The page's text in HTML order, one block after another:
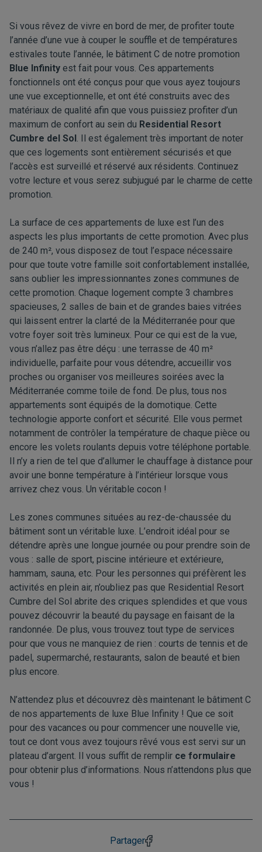
Si vous rêvez de vivre en bord de mer, de profiter toute
l’année d’une vue à couper le souffle et de températures
estivales toute l’année, le bâtiment C de notre promotion
Blue Infinity est fait pour vous. Ces appartements
fonctionnels ont été conçus pour que vous ayez toujours
une vue exceptionnelle, et ont été construits avec des
matériaux de qualité afin que vous puissiez profiter d’un
maximum de confort au sein du Residential Resort
Cumbre del Sol. Il est également très important de noter
que ces logements sont entièrement sécurisés et que
l’accès est surveillé et réservé aux résidents. Continuez
votre lecture et vous serez subjugué par le charme de cette
promotion.
La surface de ces appartements de luxe est l’un des
aspects les plus importants de cette promotion. Avec plus
de 240 m², vous disposez de tout l’espace nécessaire
pour que toute votre famille soit confortablement installée,
sans oublier les impressionnantes zones communes de
cette promotion. Chaque logement compte 3 chambres
spacieuses, 2 salles de bain et de grandes baies vitrées
qui laissent entrer la clarté de la Méditerranée pour que
votre foyer soit très lumineux. Pour ce qui est de la vue,
vous n’allez pas être déçu : une terrasse de 40 m²
individuelle, parfaite pour vous détendre, accueillir vos
proches ou organiser vos meilleures soirées avec la
Méditerranée comme toile de fond. De plus, tous nos
appartements sont équipés de la domotique. Cette
technologie apporte confort et sécurité. Elle vous permet
notamment de contrôler la température de chaque pièce ou
encore les volets roulants depuis votre téléphone portable.
Il n’y a rien de tel que d’allumer le chauffage à distance pour
avoir une bonne température à l’intérieur lorsque vous
arrivez chez vous. Un véritable cocon !
Les zones communes situées au rez-de-chaussée du
bâtiment sont un véritable luxe. L’endroit idéal pour se
détendre après une longue journée ou pour prendre soin de
vous : salle de sport, piscine intérieure et extérieure,
hammam, sauna, etc. Pour les personnes qui préfèrent les
activités en plein air, n’oubliez pas que Residential Resort
Cumbre del Sol abrite des criques splendides et que vous
pouvez découvrir la beauté du paysage en faisant de la
randonnée. De plus, vous trouvez tout type de services
pour que vous ne manquiez de rien : courts de tennis et de
padel, supermarché, restaurants, salon de beauté et bien
plus encore.
N’attendez plus et découvrez dès maintenant le bâtiment C
de nos appartements de luxe Blue Infinity ! Que ce soit
pour des vacances ou pour commencer une nouvelle vie,
tout ce dont vous avez toujours rêvé vous est servi sur un
plateau d’argent. Il vous suffit de remplir ce formulaire
pour obtenir plus d’informations. Nous n’attendons plus que
vous !
Partager